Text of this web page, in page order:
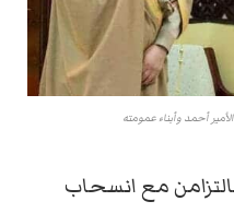
أحمد وأبناء عمومته
مع انسحاب